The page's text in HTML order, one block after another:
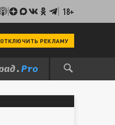
18+
ОТКЛЮЧИТЬ РЕКЛАМУ